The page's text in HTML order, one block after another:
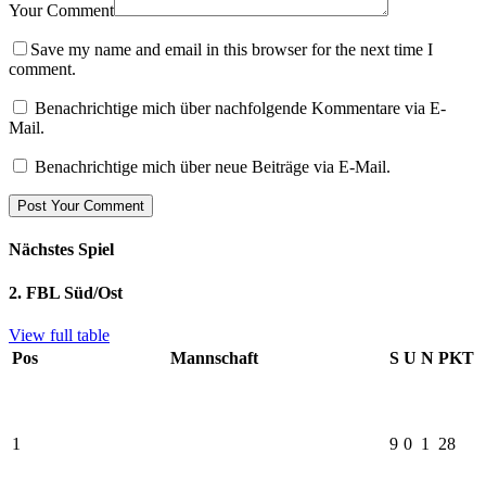
Your Comment
Save my name and email in this browser for the next time I
comment.
Benachrichtige mich über nachfolgende Kommentare via E-
Mail.
Benachrichtige mich über neue Beiträge via E-Mail.
Nächstes Spiel
2. FBL Süd/Ost
View full table
Pos
Mannschaft S U N PKT
1 9 0 1 28